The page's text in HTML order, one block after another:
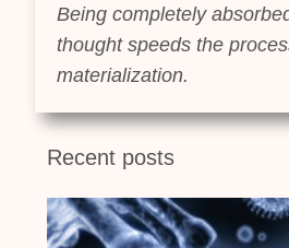
Being completely
thought speeds the
materialization.
Recent posts